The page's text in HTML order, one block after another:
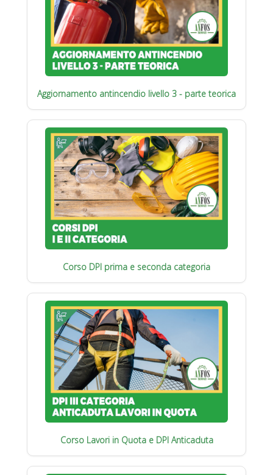
Aggiornamento antincendio livello 3 - parte teorica
Corso DPI prima e seconda categoria
Corso Lavori in Quota e DPI Anticaduta